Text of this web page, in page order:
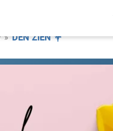
»DEŇ ŽIEN 💐